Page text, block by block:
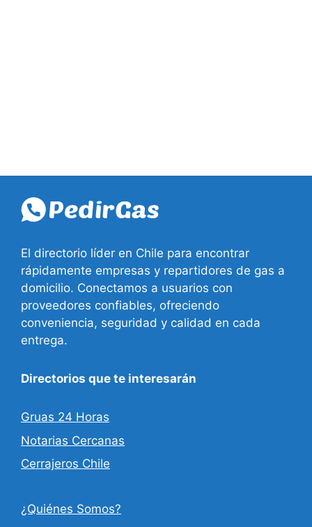
El directorio líder en Chile para encontrar
rápidamente empresas y repartidores de gas a
domicilio. Conectamos a usuarios con
proveedores confiables, ofreciendo
conveniencia, seguridad y calidad en cada
entrega.
Directorios que te interesarán
Gruas 24 Horas
Notarias Cercanas
Cerrajeros Chile
¿Quiénes Somos?